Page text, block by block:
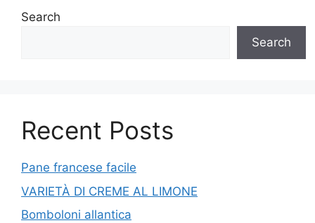
Search
Search
Recent Posts
Pane francese facile
VARIETÀ DI CREME AL LIMONE
Bomboloni allantica